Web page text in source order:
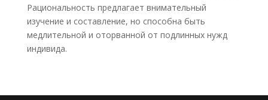
Рациональность предлагает внимательный
изучение и составление, но способна быть
медлительной и оторванной от подлинных нужд
индивида.